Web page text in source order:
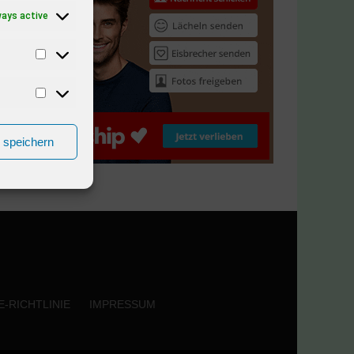
active
speichern
RICHTLINIE IMPRESSUM